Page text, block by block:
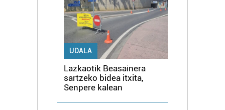
UDALA
Lazkaotik Beasainera
sartzeko bidea itxita,
Senpere kalean